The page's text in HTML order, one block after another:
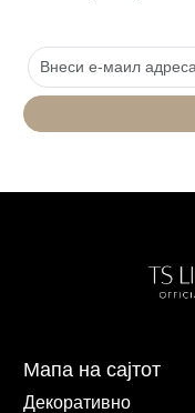
Мапа на сајтот
Декоративно